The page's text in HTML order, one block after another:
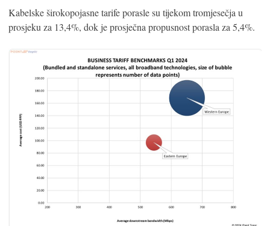
Kabelske širokopojasne tarife porasle su tijekom tromjesečja u
prosjeku za 13,4%, dok je prosječna propusnost porasla za 5,4%.